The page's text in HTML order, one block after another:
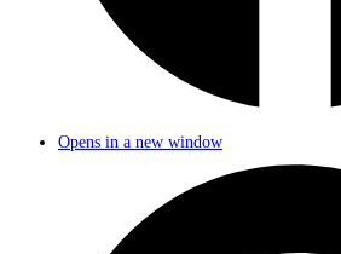
Opens in a new window